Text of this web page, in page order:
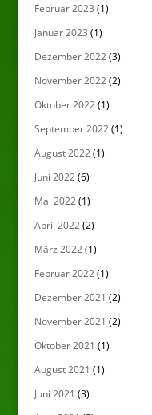
Februar 2023 (1)
Januar 2023 (1)
Dezember 2022(3)
November 2022(2)
Oktober 2022(1)
September 2022(1)
August 2022(1)
Juni 2022(6)
Mai 2022(1)
April 2022(2)
März 2022(1)
Februar 2022(1)
Dezember 2021 (2)
November 2021 (2)
Oktober 2021 (1)
August 2021 (1)
Juni 2021 (3)